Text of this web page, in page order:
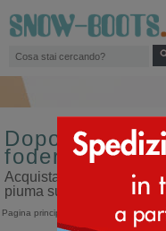
Doposci
fodera di
Acquista doposci
piuma sul nostro sito
Pagina principale Doposci> Classici